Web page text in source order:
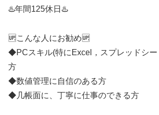
♨️年間125休日♨️
🆙こんな人にお勧め🆙
◆PCスキル(特にExcel，スプレッドシー
方
◆数値管理に自信のある方
◆几帳面に、丁寧に仕事のできる方